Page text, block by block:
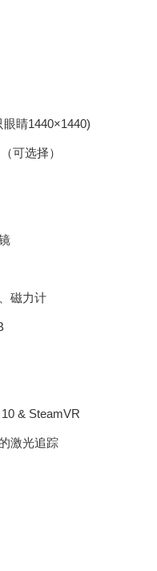
睛1440×1440)
可选择）
磁力计
& SteamVR
激光追踪